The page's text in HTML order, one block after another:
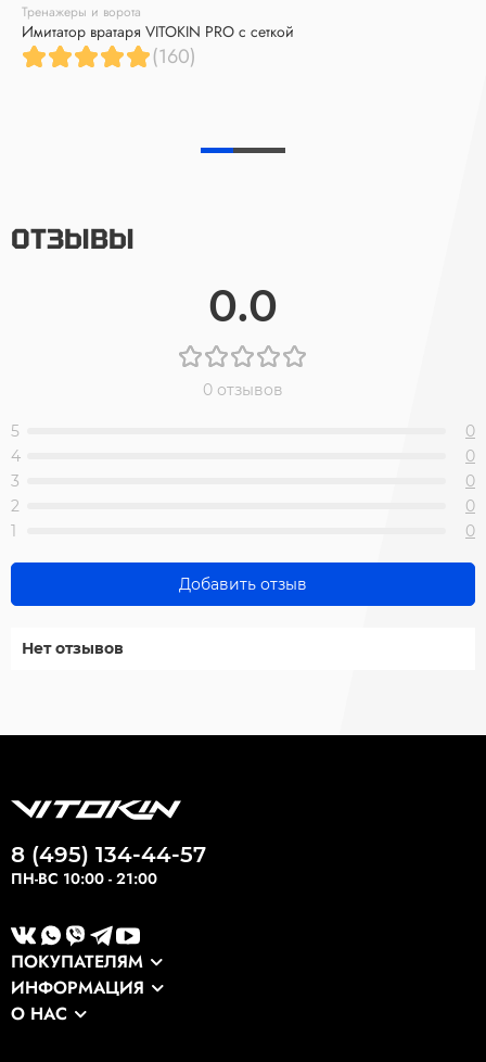
Тренажеры и ворота
Имитатор вратаря VITOKIN PRO с сеткой
(160)
ОТЗЫВЫ
0.0
0 отзывов
5
0
4
0
3
0
2
0
1
0
Добавить отзыв
Нет отзывов
ПОКУПАТЕЛЯМ
Каталог
ИНФОРМАЦИЯ
Оптовикам
О НАС
8 (495) 134-44-57
ПН-ВС 10:00 - 21:00